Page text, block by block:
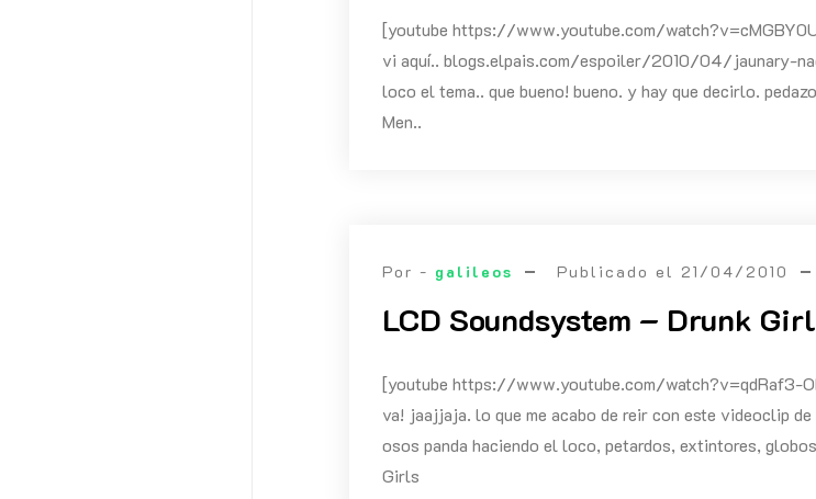
[youtube https://www.youtube.com/
vi aquí.. blogs.elpais.com/espoiler/2010/04/jaunary-
loco el tema.. que bueno! bueno. y hay que decirlo.
Men..
Por - galileos Publicado el 21/04/2010
LCD Soundsystem – Drunk
[youtube https://www.youtube.com/watch?v=qdRaf3-
va! jaajjaja. lo que me acabo de reir con este videoclip
osos panda haciendo el loco, petardos, extintores,
Girls